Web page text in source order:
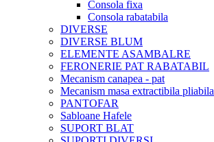
Consola fixa
Consola rabatabila
DIVERSE
DIVERSE BLUM
ELEMENTE ASAMBALRE
FERONERIE PAT RABATABIL
Mecanism canapea - pat
Mecanism masa extractibila pliabila
PANTOFAR
Sabloane Hafele
SUPORT BLAT